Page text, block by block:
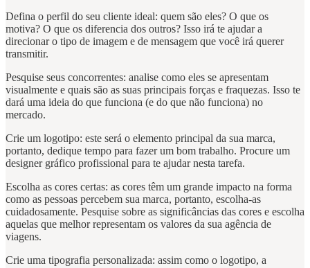
Defina o perfil do seu cliente ideal: quem são eles? O que os
motiva? O que os diferencia dos outros? Isso irá te ajudar a
direcionar o tipo de imagem e de mensagem que você irá querer
transmitir.
Pesquise seus concorrentes: analise como eles se apresentam
visualmente e quais são as suas principais forças e fraquezas. Isso te
dará uma ideia do que funciona (e do que não funciona) no
mercado.
Crie um logotipo: este será o elemento principal da sua marca,
portanto, dedique tempo para fazer um bom trabalho. Procure um
designer gráfico profissional para te ajudar nesta tarefa.
Escolha as cores certas: as cores têm um grande impacto na forma
como as pessoas percebem sua marca, portanto, escolha-as
cuidadosamente. Pesquise sobre as significâncias das cores e escolha
aquelas que melhor representam os valores da sua agência de
viagens.
Crie uma tipografia personalizada: assim como o logotipo, a